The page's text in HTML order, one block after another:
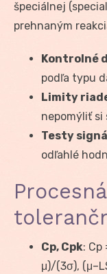
špeciálnej
prehnaným
Kontrolné
podľa typu
Limity
nepomýliť si
Testy
odľahlé
Cp, Cpk: Cp
μ)/(3σ),